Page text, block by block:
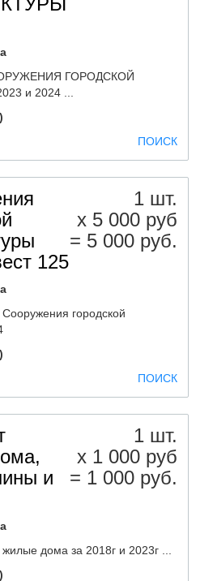
ГОРОДСКОЙ
и 2024 ...
ПОИСК
125
1 шт.
х 5 000 руб
= 5 000 руб.
городской
ПОИСК
и
1 шт.
х 1 000 руб
= 1 000 руб.
дома за 2018г и 2023г ...